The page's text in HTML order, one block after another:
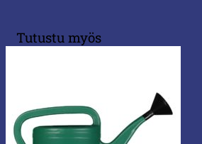
Tutustu myös